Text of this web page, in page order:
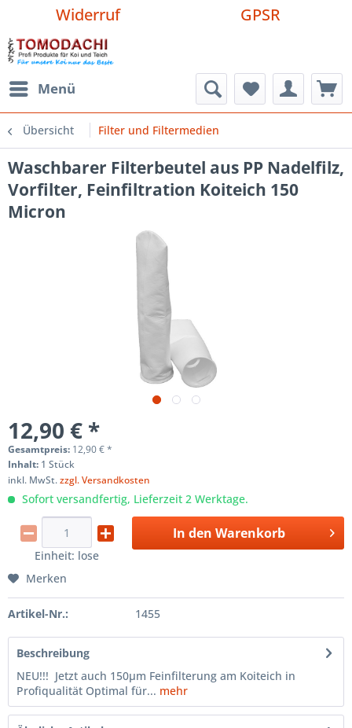
Widerruf GPSR
Menü
Übersicht Filter und Filtermedien
Waschbarer Filterbeutel aus PP Nadelfilz,
Vorfilter, Feinfiltration Koiteich 150
Micron
12,90 € *
Gesamtpreis: 12,90€*
Inhalt: 1 Stück
inkl. MwSt.zzgl. Versandkosten
Sofort versandfertig, Lieferzeit 2 Werktage.
Einheit: lose
In den Warenkorb
Merken
Artikel-Nr.: 1455
Beschreibung
NEU!!! Jetzt auch 150µm Feinfilterung am Koiteich in
Profiqualität Optimal für... mehr